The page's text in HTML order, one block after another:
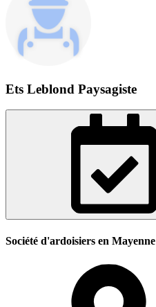
Ets Leblond Paysagiste
Société d'ardoisiers en Mayenne